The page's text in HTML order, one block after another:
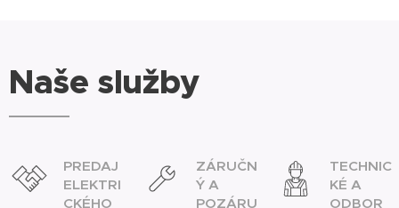
Naše služby
PREDAJ
ELEKTRI
CKÉHO
ZÁRUČN
Ý A
POZÁRU
TECHNIC
KÉ A
ODBOR